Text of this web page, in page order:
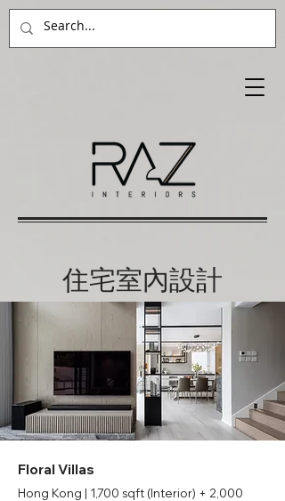
住宅室內設計
Floral Villas
Hong Kong | 1,700 sqft (Interior) + 2,000